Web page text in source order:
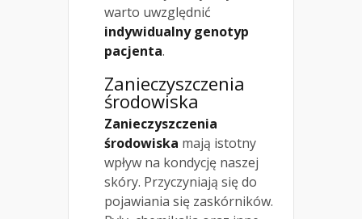
warto uwzględnić
indywidualny genotyp
pacjenta.
Zanieczyszczenia
środowiska
Zanieczyszczenia
środowiska mają istotny
wpływ na kondycję naszej
skóry. Przyczyniają się do
pojawiania się zaskórników.